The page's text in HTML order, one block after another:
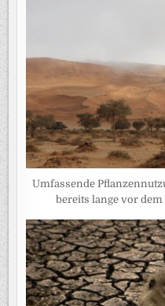
Umfassende
bereits lange vor